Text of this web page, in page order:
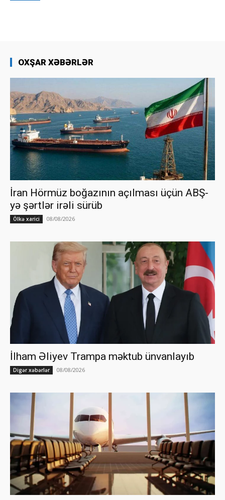
OXŞAR XƏBƏRLƏR
İran Hörmüz boğazının açılması üçün ABŞ-
yə şərtlər irəli sürüb
Ölkə xarici 08/08/2026
İlham Əliyev Trampa məktub ünvanlayıb
Digər xəbərlər 08/08/2026